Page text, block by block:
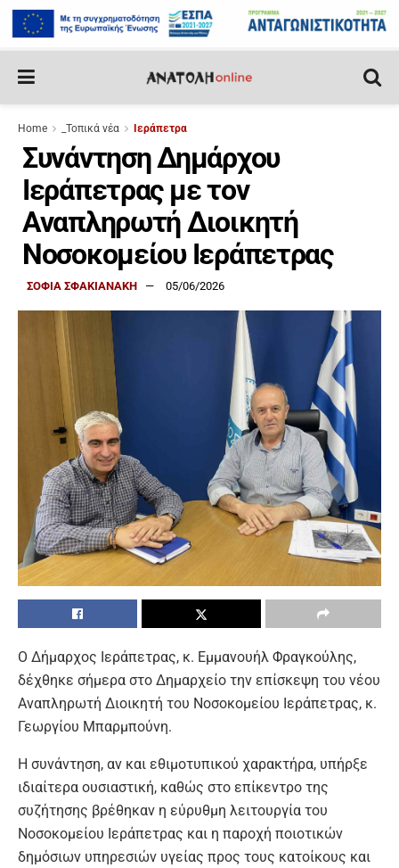
Home _Τοπικά νέα Ιεράπετρα
Συνάντηση Δημάρχου
Ιεράπετρας με τον
Αναπληρωτή Διοικητή
Νοσοκομείου Ιεράπετρας
ΣΟΦΙΑ ΣΦΑΚΙΑΝΑΚΗ 05/06/2026
Ο Δήμαρχος Ιεράπετρας, κ. Εμμανουήλ Φραγκούλης,
δέχθηκε σήμερα στο Δημαρχείο την επίσκεψη του νέου
Αναπληρωτή Διοικητή του Νοσοκομείου Ιεράπετρας, κ.
Γεωργίου Μπαρμπούνη.
Η συνάντηση, αν και εθιμοτυπικού χαρακτήρα, υπήρξε
ιδιαίτερα ουσιαστική, καθώς στο επίκεντρο της
συζήτησης βρέθηκαν η εύρυθμη λειτουργία του
Νοσοκομείου Ιεράπετρας και η παροχή ποιοτικών
δημόσιων υπηρεσιών υγείας προς τους κατοίκους και